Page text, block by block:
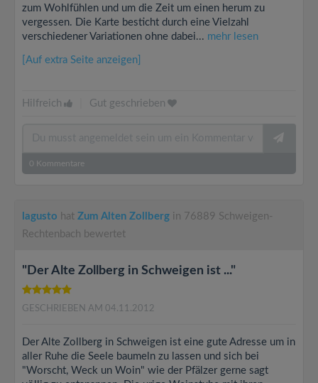
zum Wohlfühlen und um die Zeit um einen herum zu
vergessen. Die Karte besticht durch eine Vielzahl
verschiedener Variationen ohne dabei... mehr lesen
[Auf extra Seite anzeigen]
Hilfreich Gut geschrieben
0 Kommentare
lagusto hat Zum Alten Zollberg in 76889 Schweigen-
Rechtenbach bewertet
"Der Alte Zollberg in Schweigen ist ..."
GESCHRIEBEN AM 04.11.2012
Der Alte Zollberg in Schweigen ist eine gute Adresse um in
aller Ruhe die Seele baumeln zu lassen und sich bei
"Worscht, Weck un Woin" wie der Pfälzer gerne sagt